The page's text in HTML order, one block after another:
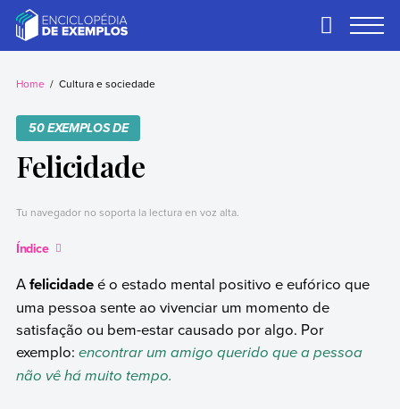
contentExemplos
Precisa de
temos.
Primary
Home Cultura e sociedade
50 EXEMPLOS DE
Felicidade
Tu navegador no soporta la lectura en voz alta.
Índice
Afelicidadeé o estado mental positivo e eufórico que
uma pessoa sente ao vivenciar um momento de
satisfação ou bem-estar causado por algo. Por
exemplo: encontrar um amigo querido que a pessoa
não vê há muito tempo.